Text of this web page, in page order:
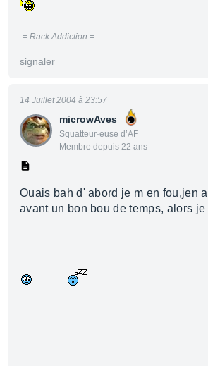
-= Rack Addiction =-
signaler
microwAves
Squatteur·euse d’AF
Membre depuis 22 ans
14 Juillet 2004 à 23:57
Ouais bah d' abord je m en fou,jen
avant un bon bou de temps, alors